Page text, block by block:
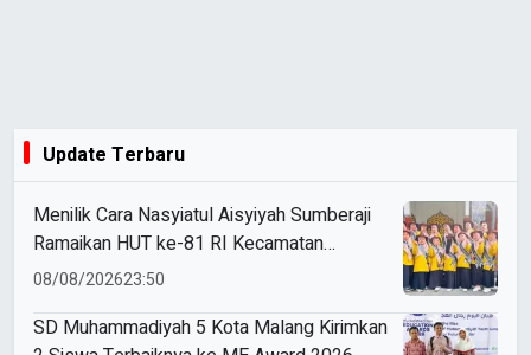
Update Terbaru
Menilik Cara Nasyiatul Aisyiyah Sumberaji
Ramaikan HUT ke-81 RI Kecamatan
Sukodadi
08/08/202623:50
SD Muhammadiyah 5 Kota Malang Kirimkan